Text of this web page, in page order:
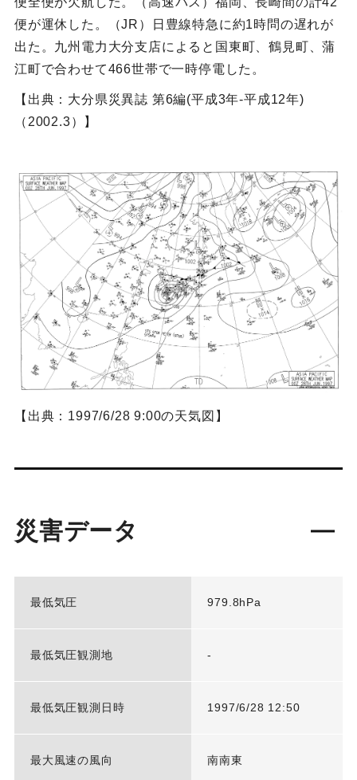
便が運休した。（JR）日豊線特急に約1時問の遅れが
出た。九州電力大分支店によると国東町、鶴見町、蒲
江町で合わせて466世帯で一時停電した。
【出典：大分県災異誌 第6編(平成3年-平成12年)
（2002.3）】
【出典：1997/6/28 9:00の天気図】
災害データ
最低気圧 979.8hPa
最低気圧観測地 -
最低気圧観測日時 1997/6/28 12:50
最大風速の風向 南南東